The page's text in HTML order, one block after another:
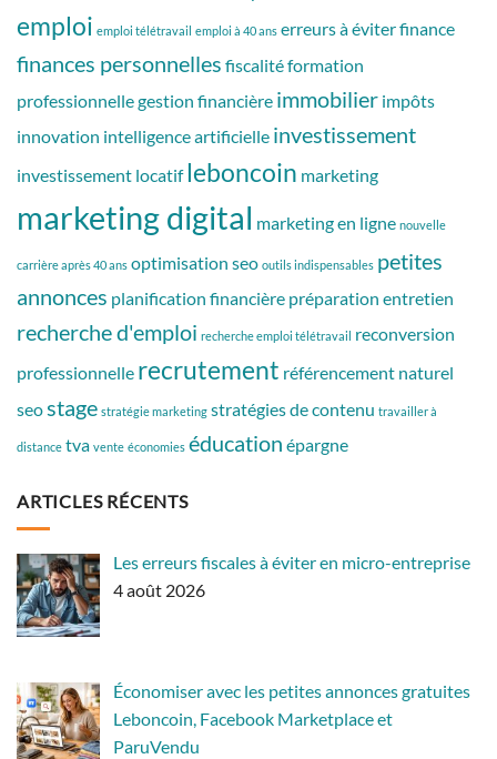
emploi emploi télétravail emploi à 40 ans erreurs à éviterfinance
finances personnelles fiscalitéformation
professionnellegestion financière immobilier impôts
innovation intelligence artificielle investissement
investissement locatif leboncoin marketing
marketing digital marketing en ligne nouvelle
carrière après 40 ans optimisation seo outils indispensables petites
annonces planification financière préparation entretien
recherche d'emploi recherche emploi télétravail
reconversion
professionnelle recrutement référencement naturel
seostage stratégie marketing stratégies de contenu travailler à
distance tva vente économies éducation épargne
ARTICLES RÉCENTS
Les erreurs fiscales à éviter en micro-entreprise
4 août 2026
Économiser avec les petites annonces gratuites
Leboncoin, Facebook Marketplace et
ParuVendu